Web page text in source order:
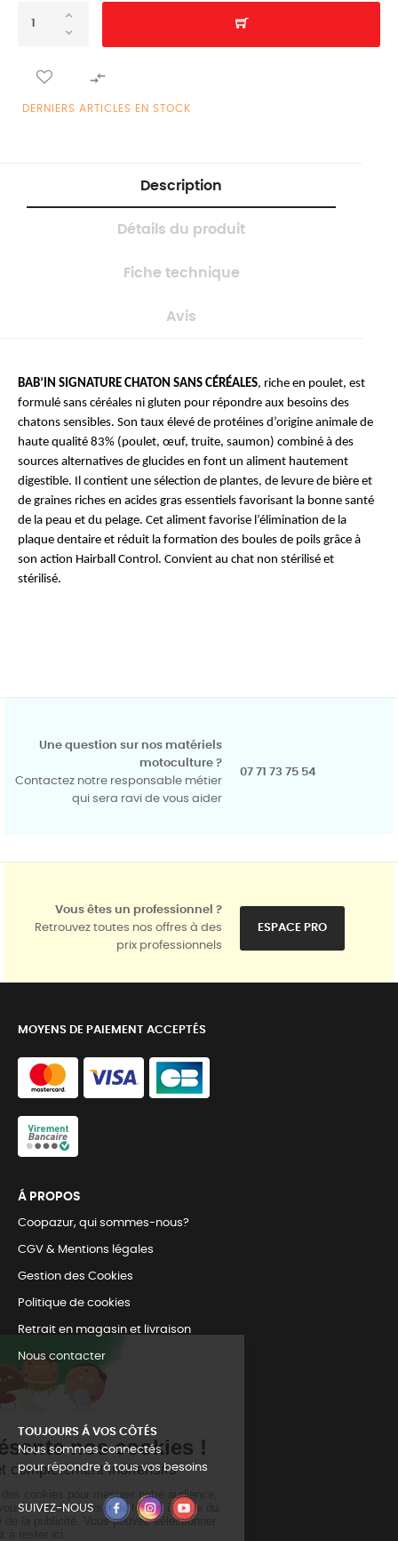

DERNIERS ARTICLES EN STOCK
Description
Détails du produit
Fiche technique
Avis
BAB’IN SIGNATURE CHATON SANS CÉRÉALES, riche en poulet, est
formulé sans céréales ni gluten pour répondre aux besoins des
chatons sensibles. Son taux élevé de protéines d’origine animale de
haute qualité 83% (poulet, œuf, truite, saumon) combiné à des
sources alternatives de glucides en font un aliment hautement
digestible. Il contient une sélection de plantes, de levure de bière et
de graines riches en acides gras essentiels favorisant la bonne santé
de la peau et du pelage. Cet aliment favorise l’élimination de la
plaque dentaire et réduit la formation des boules de poils grâce à
son action Hairball Control. Convient au chat non stérilisé et
stérilisé.
Une question sur nos matériels
motoculture ?
Contactez notre responsable métier
qui sera ravi de vous aider
07 71 73 75 54
Vous êtes un professionnel ?
Retrouvez toutes nos offres à des
prix professionnels
ESPACE PRO
MOYENS DE PAIEMENT ACCEPTÉS
Á PROPOS
Coopazur, qui sommes-nous?
CGV & Mentions légales
Gestion des Cookies
Politique de cookies
Retrait en magasin et livraison
Nous contacter
TOUJOURS Á VOS CÔTÉS
Nous sommes connectés
pour répondre à tous vos besoins
SUIVEZ-NOUS